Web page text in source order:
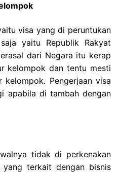
visa yang di peruntukan
yaitu Republik Rakyat
dari Negara itu kerap
kelompok dan tentu mesti
Pengerjaan visa
apabila di tambah dengan
tidak di perkenakan
yang terkait dengan bisnis